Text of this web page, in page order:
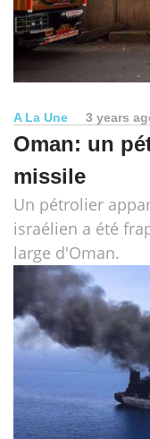
A La Une 3 years
Oman: un
missile
Un pétrolier
israélien a été
large d'Oman.